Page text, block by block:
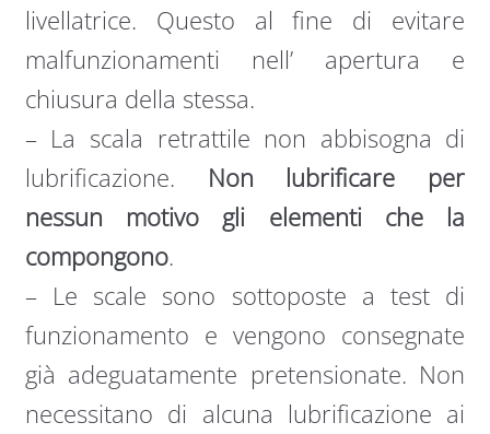
livellatrice. Questo al fine di evitare
malfunzionamenti nell’ apertura e
chiusura della stessa.
– La scala retrattile non abbisogna di
lubrificazione. Non lubrificare per
nessun motivo gli elementi che la
compongono.
– Le scale sono sottoposte a test di
funzionamento e vengono consegnate
già adeguatamente pretensionate. Non
necessitano di alcuna lubrificazione ai